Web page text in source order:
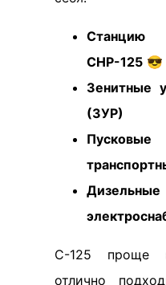
Станцию
СНР-125 😎
Зенитные
(ЗУР)
С-125 проще
отлично